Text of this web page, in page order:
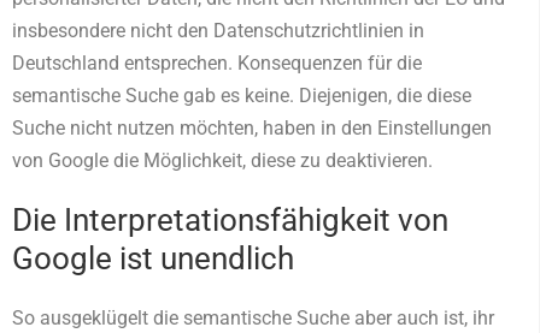
insbesondere nicht den Datenschutzrichtlinien in
Deutschland entsprechen. Konsequenzen für die
semantische Suche gab es keine. Diejenigen, die diese
Suche nicht nutzen möchten, haben in den Einstellungen
von Google die Möglichkeit, diese zu deaktivieren.
Die Interpretationsfähigkeit von
Google ist unendlich
So ausgeklügelt die semantische Suche aber auch ist, ihr